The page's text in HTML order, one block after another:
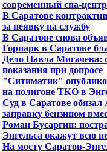
современный спа-центр
В Саратове
за неявку на службу
В Саратове снова
Горпарк в Саратове
Дело Павла Мигачева:
показания при допросе
"Ситиматик"
на полигоне ТКО в
Суд в Саратове обязал
заправку бензином
Роман Бусаргин:
Энгельса окажут всю
На мосту Саратов-